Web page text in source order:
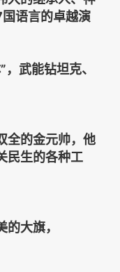
语言的卓越演
武能钻坦克、
全的金元帅，他
民生的各种工
大旗，